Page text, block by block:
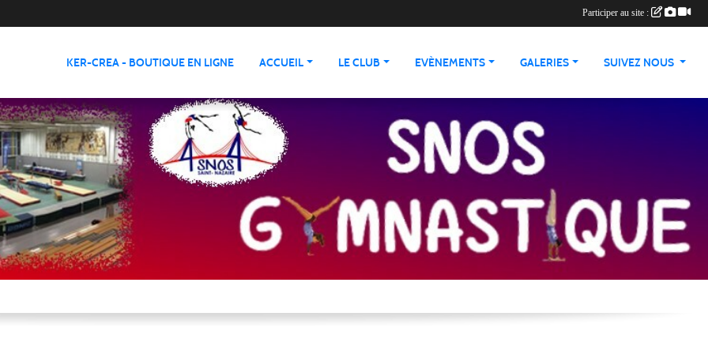
KER-CREA - BOUTIQUE EN LIGNE ACCUEIL LE CLUB EVÈNEMENTS GALERIES SUIVEZ NOUS
Participer au site :